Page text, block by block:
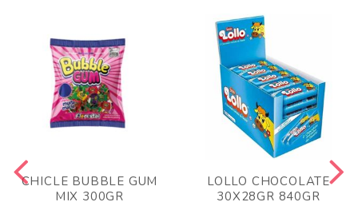
CHICLE BUBBLE GUM
MIX 300GR
LOLLO CHOCOLATE
30X28GR 840GR